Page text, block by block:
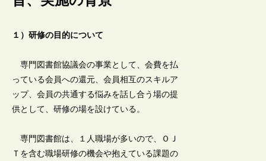
１）研修の目的について
専門図書館協議会の事業として、会費を払
っている会員への還元、会員相互のスキルア
ップ、会員の共通する悩みを話し合う場の提
供として、研修の場を設けている。
専門図書館は、１人職場が多いので、ＯＪ
Ｔを含む職場研修の機会や抱えている課題の